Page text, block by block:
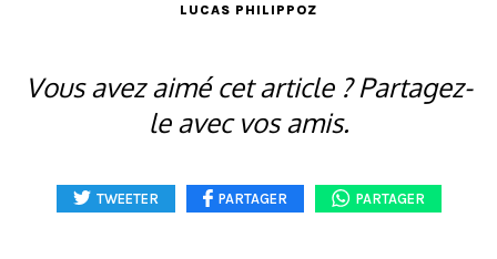
LUCAS PHILIPPOZ
Vous avez aimé cet article ? Partagez-
le avec vos amis.
TWEETER PARTAGER PARTAGER